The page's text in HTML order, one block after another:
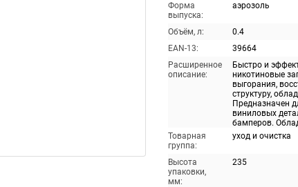
Форма
выпуска:
аэрозоль
Объём, л:
0.4
EAN-13:
39664
Расширенное
описание:
Быстро и
никотиновые
выгорания,
структуру,
Предназначен
виниловых
бамперов.
Товарная
группа:
уход и очистка
Высота
упаковки,
мм:
235